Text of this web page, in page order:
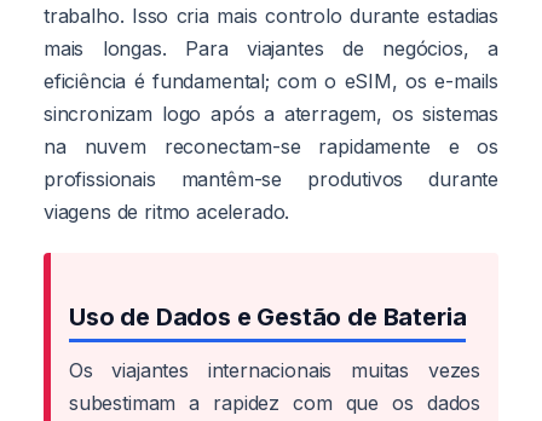
trabalho. Isso cria mais controlo durante estadias
mais longas. Para viajantes de negócios, a
eficiência é fundamental; com o eSIM, os e-mails
sincronizam logo após a aterragem, os sistemas
na nuvem reconectam-se rapidamente e os
profissionais mantêm-se produtivos durante
viagens de ritmo acelerado.
Uso de Dados e Gestão de Bateria
Os viajantes internacionais muitas vezes
subestimam a rapidez com que os dados